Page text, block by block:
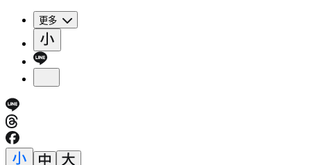
更多